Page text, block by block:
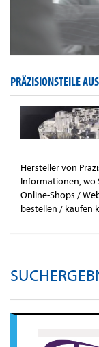
PRÄZISIONSTEILE
Hersteller von
Informationen, wo
Online-Shops /
bestellen / kaufen